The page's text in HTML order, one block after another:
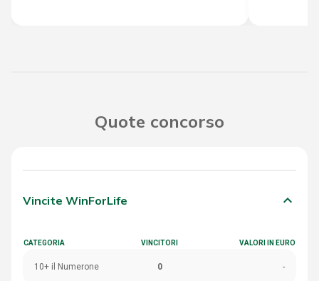
Quote concorso
Vincite WinForLife keyboard_arrow_down
CATEGORIA VINCITORI VALORI IN EURO
10+ il Numerone 0 -